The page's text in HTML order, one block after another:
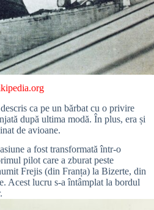
ca pe un bărbat cu o privire
după ultima modă. În plus, era și
de avioane.
a fost transformată într-o
pilot care a zburat peste
Frejis (din Franța) la Bizerte, din
Acest lucru s-a întâmplat la bordul